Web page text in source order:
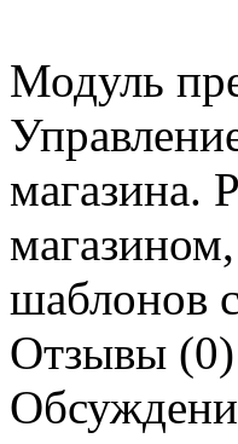
Модуль
магазина.
шаблонов
Отзывы (0)